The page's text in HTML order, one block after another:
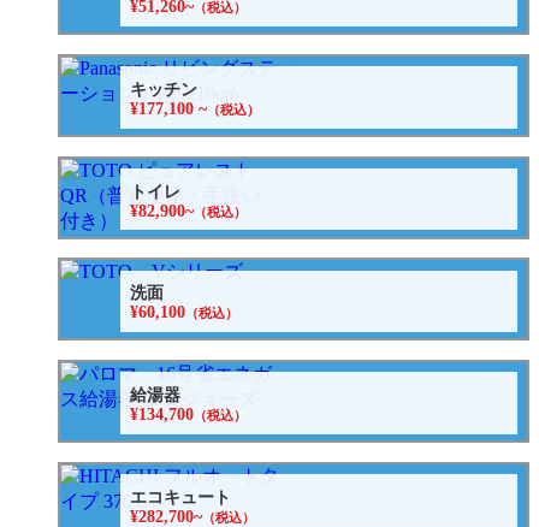
¥51,260~（税込）
キッチン
¥177,100 ~（税込）
トイレ
¥82,900~（税込）
洗面
¥60,100 （税込）
給湯器
¥134,700 （税込）
エコキュート
¥282,700~（税込）